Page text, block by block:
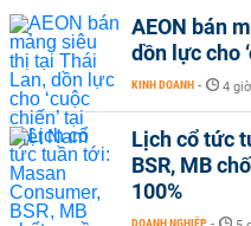
AEON bán
dồn lực cho
KINH DOANH - 4
Lịch cổ tức
BSR, MB
100%
DOANH NGHIỆP